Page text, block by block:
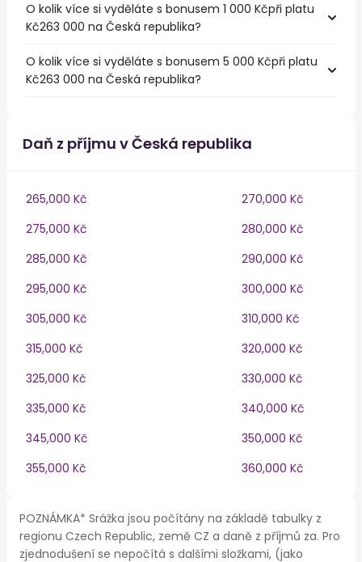
O kolik více si vyděláte s bonusem 1 000 Kčpři platu
Kč263 000 na Česká republika?
O kolik více si vyděláte s bonusem 5 000 Kčpři platu
Kč263 000 na Česká republika?
Daň z příjmu v Česká republika
265,000 Kč
270,000 Kč
275,000 Kč
280,000 Kč
285,000 Kč
290,000 Kč
295,000 Kč
300,000 Kč
305,000 Kč
310,000 Kč
315,000 Kč
320,000 Kč
325,000 Kč
330,000 Kč
335,000 Kč
340,000 Kč
345,000 Kč
350,000 Kč
355,000 Kč
360,000 Kč
POZNÁMKA* Srážka jsou počítány na základě tabulky z
regionu Czech Republic, země CZ a daně z příjmů za. Pro
zjednodušení se nepočítá s dalšími složkami, (jako